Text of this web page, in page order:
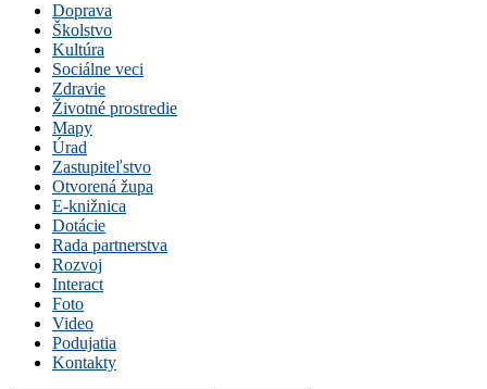
Doprava
Školstvo
Kultúra
Sociálne veci
Zdravie
Životné prostredie
Mapy
Úrad
Zastupiteľstvo
Otvorená župa
E-knižnica
Dotácie
Rada partnerstva
Rozvoj
Interact
Foto
Video
Podujatia
Kontakty